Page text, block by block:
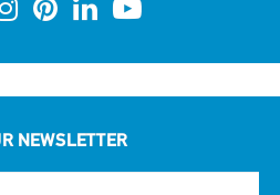
NEWSLETTER